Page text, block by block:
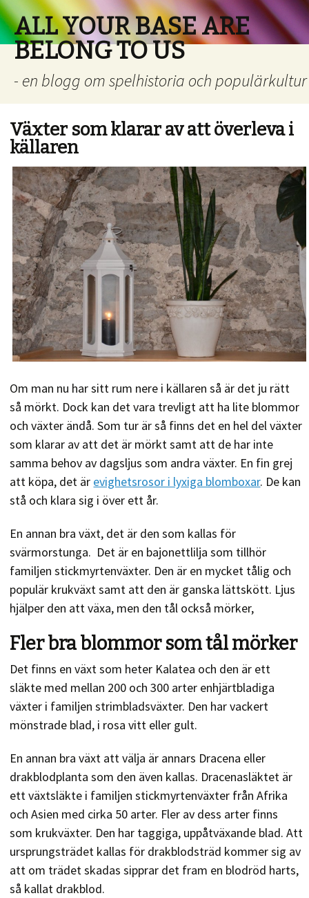
ALL YOUR BASE ARE
BELONG TO US
- en blogg om spelhistoria och populärkultur
Växter som klarar av att överleva i
källaren
Om man nu har sitt rum nere i källaren så är det ju rätt
så mörkt. Dock kan det vara trevligt att ha lite blommor
och växter ändå. Som tur är så finns det en hel del växter
som klarar av att det är mörkt samt att de har inte
samma behov av dagsljus som andra växter. En fin grej
att köpa, det är evighetsrosor i lyxiga blomboxar. De kan
stå och klara sig i över ett år.
En annan bra växt, det är den som kallas för
svärmorstunga. Det är en bajonettlilja som tillhör
familjen stickmyrtenväxter. Den är en mycket tålig och
populär krukväxt samt att den är ganska lättskött. Ljus
hjälper den att växa, men den tål också mörker,
Fler bra blommor som tål mörker
Det finns en växt som heter Kalatea och den är ett
släkte med mellan 200 och 300 arter enhjärtbladiga
växter i familjen strimbladsväxter. Den har vackert
mönstrade blad, i rosa vitt eller gult.
En annan bra växt att välja är annars Dracena eller
drakblodplanta som den även kallas. Dracenasläktet är
ett växtsläkte i familjen stickmyrtenväxter från Afrika
och Asien med cirka 50 arter. Fler av dess arter finns
som krukväxter. Den har taggiga, uppåtväxande blad. Att
ursprungsträdet kallas för drakblodsträd kommer sig av
att om trädet skadas sipprar det fram en blodröd harts,
så kallat drakblod.